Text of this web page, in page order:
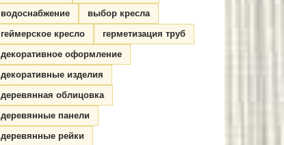
водоснабжение
выбор кресла
геймерское кресло
герметизация труб
декоративное оформление
декоративные изделия
деревянная облицовка
деревянные панели
деревянные рейки